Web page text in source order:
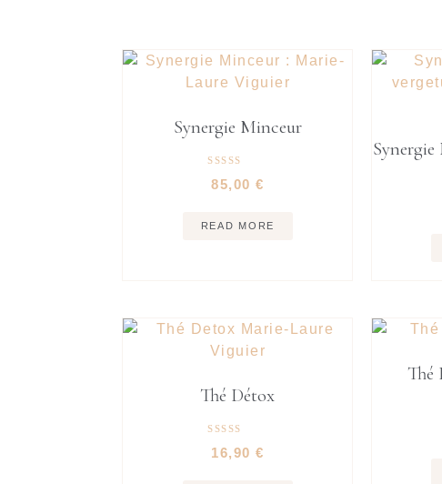
Synergie Minceur
4.71
85,00€
READ MORE
Synergie
Thé Détox
5.00
16,90€
Thé